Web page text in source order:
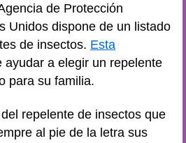
de Protección
Unidos dispone de un listado
de insectos. Esta
ayudar a elegir un repelente
para su familia.
repelente de insectos que
al pie de la letra sus